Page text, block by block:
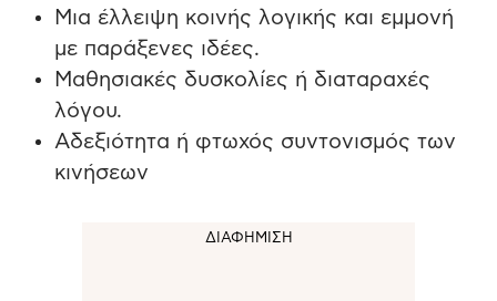
Μια έλλειψη κοινής λογικής και εμμονή
με παράξενες ιδέες.
Μαθησιακές δυσκολίες ή διαταραχές
λόγου.
Αδεξιότητα ή φτωχός συντονισμός των
κινήσεων